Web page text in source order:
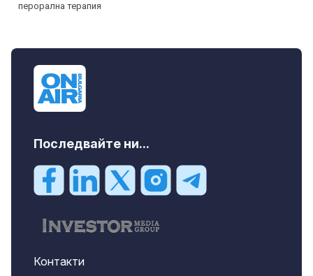
Последвайте ни...
Контакти